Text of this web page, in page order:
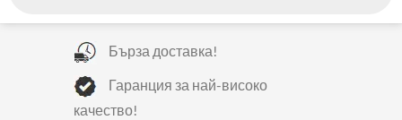
Бърза доставка!
Гаранция за най-високо
качество!